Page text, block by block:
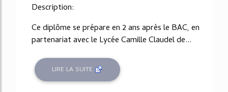
Description:
Ce diplôme se prépare en 2 ans après le BAC, en
partenariat avec le Lycée Camille Claudel de...
LIRE LA SUITE